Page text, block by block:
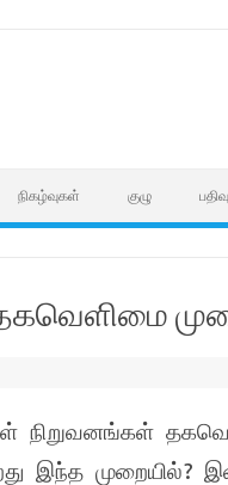
நிகழ்வுகள் குழு
இந்த முறையில்?